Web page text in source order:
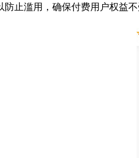
止滥用，确保付费用户权益